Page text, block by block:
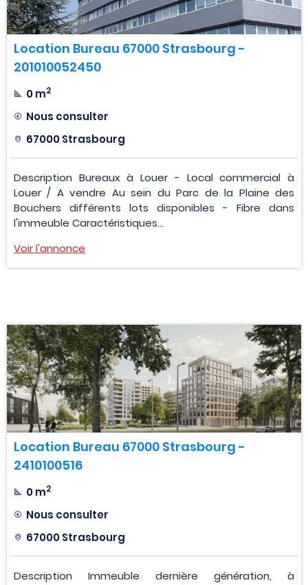
Location Bureau 67000 Strasbourg -
201010052450
0 m2
Nous consulter
67000 Strasbourg
Description Bureaux à Louer - Local commercial à
Louer / A vendre Au sein du Parc de la Plaine des
Bouchers différents lots disponibles - Fibre dans
l'immeuble Caractéristiques...
Voir l'annonce
Location Bureau 67000 Strasbourg -
2410100516
0 m2
Nous consulter
67000 Strasbourg
Description Immeuble dernière génération, à